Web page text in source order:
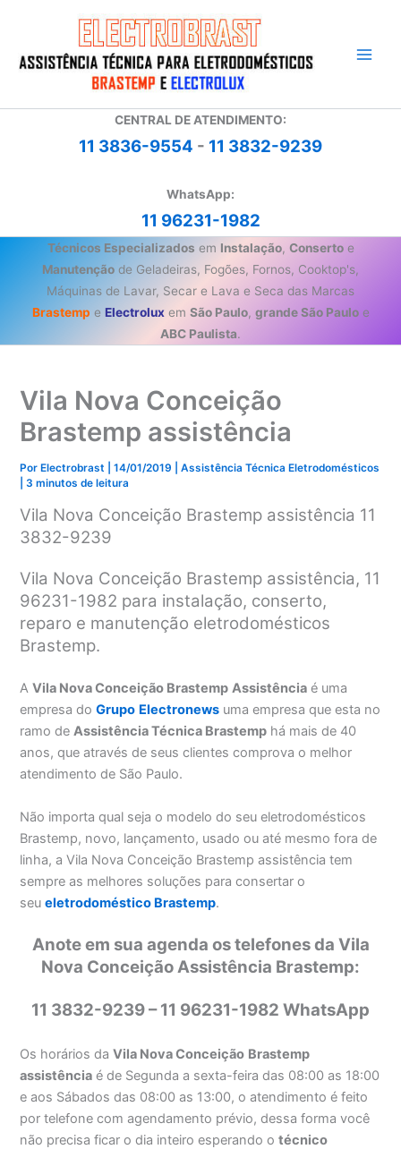
conteúdo
CENTRAL DE ATENDIMENTO:
11 3836-9554 - 11 3832-9239
WhatsApp:
11 96231-1982
Técnicos Especializados em Instalação, Consertoe
Manutenção de Geladeiras, Fogões, Fornos, Cooktop's,
Máquinas de Lavar, Secar e Lava e Seca das Marcas
Brastemp e Electroluxem São Paulo, grande São Pauloe
ABC Paulista.
Vila Nova Conceição
Brastemp assistência
Por Electrobrast |14/01/2019 |Assistência Técnica Eletrodomésticos
|3 minutos de leitura
Vila Nova Conceição Brastemp assistência 11
3832-9239
Vila Nova Conceição Brastemp assistência, 11
96231-1982 para instalação, conserto,
reparo e manutenção eletrodomésticos
Brastemp.
AVila Nova Conceição Brastemp Assistência é uma
empresa doGrupo Electronews uma empresa que esta no
ramo deAssistência Técnica Brastemp há mais de 40
anos, que através de seus clientes comprova o melhor
atendimento de São Paulo.
Não importa qual seja o modelo do seu eletrodomésticos
Brastemp, novo, lançamento, usado ou até mesmo fora de
linha, a Vila Nova Conceição Brastemp assistência tem
sempre as melhores soluções para consertar o
seueletrodoméstico Brastemp.
Anote em sua agenda os telefones da Vila
Nova Conceição Assistência Brastemp:
11 3832-9239 – 11 96231-1982 WhatsApp
Os horários daVila Nova Conceição Brastemp
assistência é de Segunda a sexta-feira das 08:00 as 18:00
e aos Sábados das 08:00 as 13:00, o atendimento é feito
por telefone com agendamento prévio, dessa forma você
não precisa ficar o dia inteiro esperando otécnico